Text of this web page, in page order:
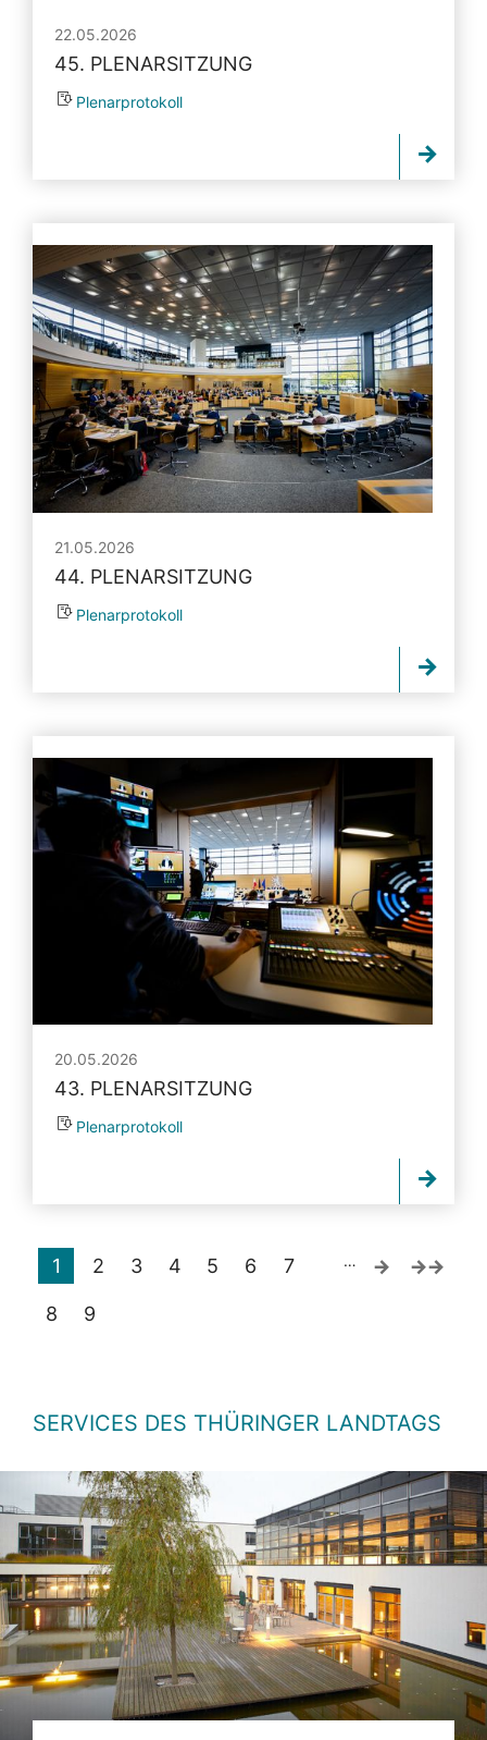
22.05.2026
45. PLENARSITZUNG
Plenarprotokoll
21.05.2026
44. PLENARSITZUNG
Plenarprotokoll
20.05.2026
43. PLENARSITZUNG
Plenarprotokoll
1 2 3 4 5 6 7
8 9
…
SERVICES DES THÜRINGER LANDTAGS